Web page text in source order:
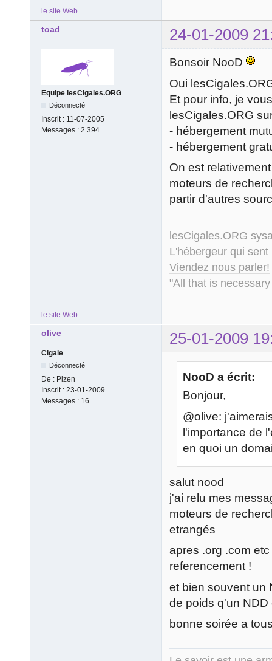
le site Web
toad 24-01-2009
Equipe lesCigales.ORG
Déconnecté
Inscrit : 11-07-2005
Messages : 2.394
Bonsoir NooD
Oui
Et pour info, je
lesCigales.ORG
- hébergement
- hébergement
On est
moteurs de
partir d'autres
lesCigales.ORG
L'hébergeur qui
Viendez nous parler!
"All that is
le site Web
olive 25-01-2009
Cigale
Déconnecté
De : Plzen
Inscrit : 23-01-2009
Messages : 16
NooD a écrit:
Bonjour,
@olive:
l'importance de
en quoi un
salut nood
j'ai relu mes
moteurs de
etrangés
apres .org .com
referencement !
et bien souvent un
de poids q'un
bonne soirée a